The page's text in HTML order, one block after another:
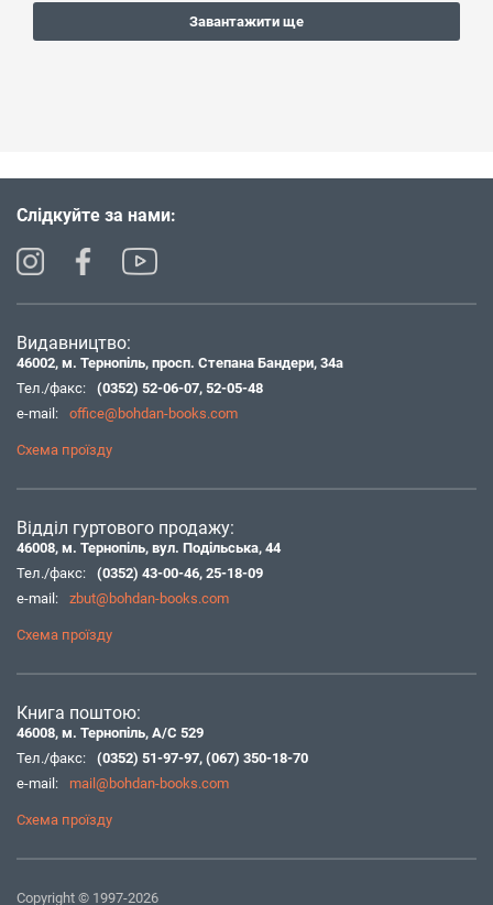
Завантажити ще
Слідкуйте за нами:
Видавництво:
46002, м. Тернопіль, просп. Степана Бандери, 34а
Тел./факс:
(0352) 52-06-07, 52-05-48
e-mail:
office@bohdan-books.com
Схема проїзду
Відділ гуртового продажу:
46008, м. Тернопіль, вул. Подільська, 44
Тел./факс:
(0352) 43-00-46, 25-18-09
e-mail:
zbut@bohdan-books.com
Схема проїзду
Книга поштою:
46008, м. Тернопіль, А/С 529
Тел./факс:
(0352) 51-97-97, (067) 350-18-70
e-mail:
mail@bohdan-books.com
Схема проїзду
Copyright © 1997-2026